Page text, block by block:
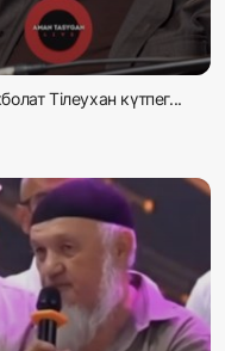
Тілеухан күтпег...